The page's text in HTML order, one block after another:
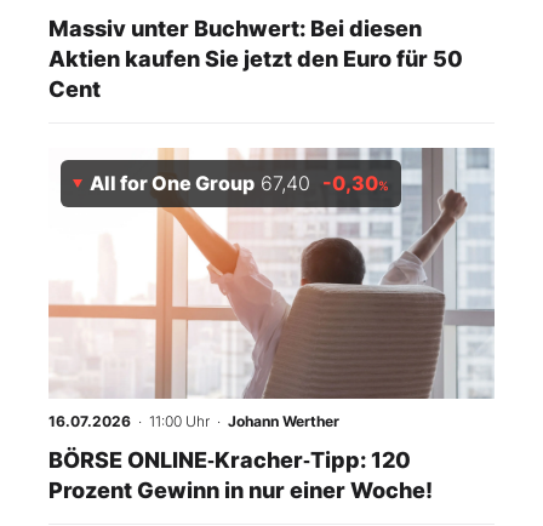
Folgen Sie uns
Massiv unter Buchwert: Bei diesen
Aktien kaufen Sie jetzt den Euro für 50
Cent
All for One Group 67,40 -0,30%
16.07.2026 · 11:00 Uhr · Johann Werther
BÖRSE ONLINE‑Kracher‑Tipp: 120
Prozent Gewinn in nur einer Woche!